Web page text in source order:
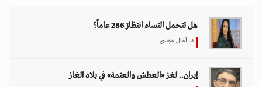
هل تتحمل النساء انتظارَ 286 عاماً؟
د. آمال موسى
إيران.. لغز «العطش والعتمة» في بلاد الغاز